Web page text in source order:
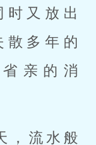
时又放出
散多年的
亲的消
，流水般